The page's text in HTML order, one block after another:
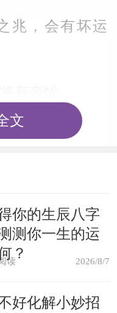
兆，会有坏运
让自己生气的
《周公解梦》
人授之而不食
文
你的生辰八字
测你一生的运
？
读 2026/8/7
好化解小妙招